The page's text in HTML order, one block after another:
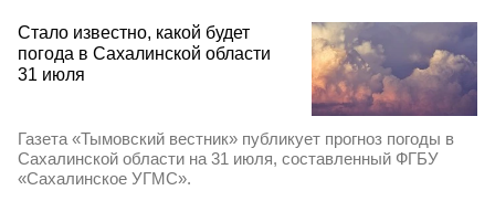
Стало известно, какой будет
погода в Сахалинской области
31 июля
Газета «Тымовский вестник» публикует прогноз погоды в
Сахалинской области на 31 июля, составленный ФГБУ
«Сахалинское УГМС».